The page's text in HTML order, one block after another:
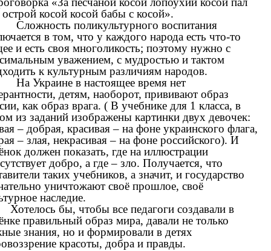
косой косой бабы с косой».
Сложность поликультурного воспитания
в том, что у каждого народа есть что-то
и есть своя многоликость; поэтому нужно с
уважением, с мудростью и тактом
к культурным различиям народов.
На Украине в настоящее время нет
детям, наоборот, прививают образ
как образ врага. ( В учебнике для 1 класса, в
из заданий изображены картинки двух девочек:
– добрая, красивая – на фоне украинского флага,
– злая, некрасивая – на фоне российского). И
должен показать, где на иллюстрации
добро, а где – зло. Получается, что
таких учебников, а значит, и государство
уничтожают своё прошлое, своё
наследие.
Хотелось бы, чтобы все педагоги создавали в
правильный образ мира, давали не только
знания, но и формировали в детях
красоты, добра и правды.